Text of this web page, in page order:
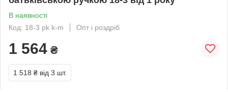
В наявності
Код: 18-3 pk k-m
Опт і роздріб
1 564 ₴
1 518 ₴ від 3 шт.